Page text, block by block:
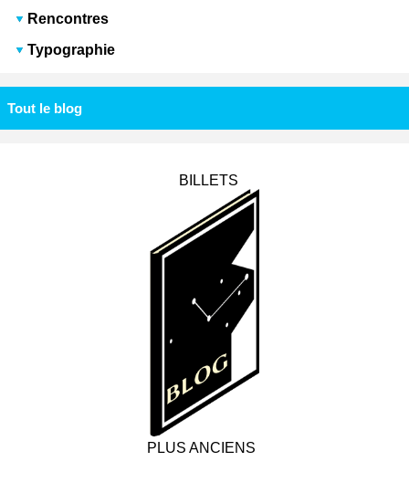
Rencontres
Typographie
Tout le blog
BILLETS
PLUS ANCIENS